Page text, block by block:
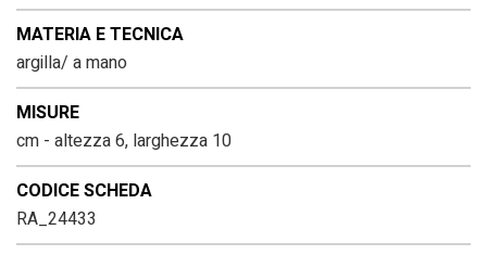
MATERIA E TECNICA
argilla/ a mano
MISURE
cm - altezza 6, larghezza 10
CODICE SCHEDA
RA_24433